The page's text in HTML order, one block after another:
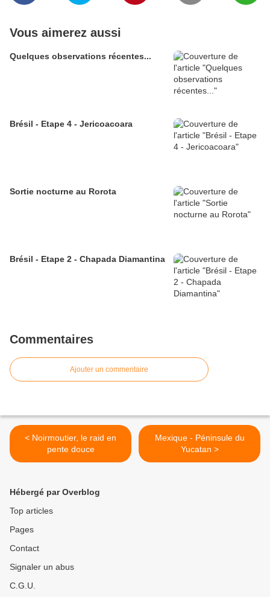
Vous aimerez aussi
Quelques observations récentes...
Brésil - Etape 4 - Jericoacoara
Sortie nocturne au Rorota
Brésil - Etape 2 - Chapada Diamantina
Commentaires
Ajouter un commentaire
< Noirmoutier, le raid en
pente douce
Mexique - Péninsule du
Yucatan >
Hébergé par Overblog
Top articles
Pages
Contact
Signaler un abus
C.G.U.